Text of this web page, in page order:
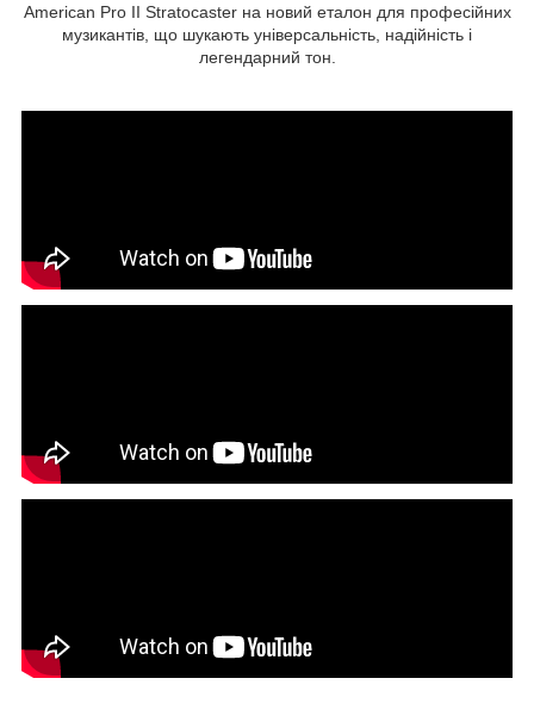
American Pro II Stratocaster на новий еталон для професійних
музикантів, що шукають універсальність, надійність і
легендарний тон.